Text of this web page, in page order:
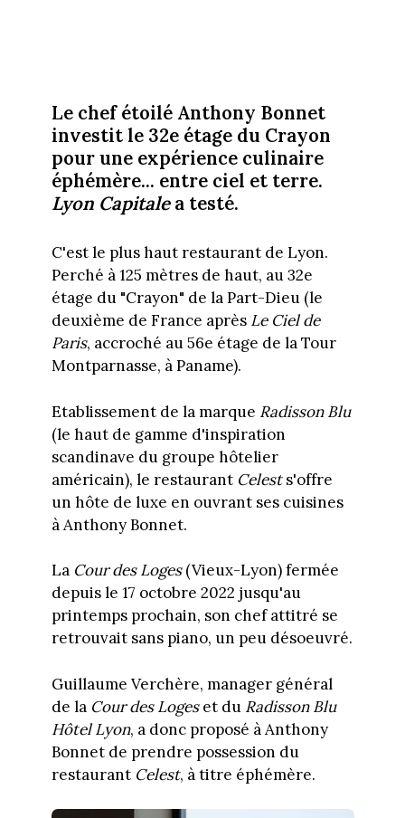
Le chef étoilé Anthony Bonnet
investit le 32e étage du Crayon
pour une expérience culinaire
éphémère... entre ciel et terre.
Lyon Capitalea testé.
C'est le plus haut restaurant de Lyon.
Perché à 125 mètres de haut, au 32e
étage du "Crayon" de la Part-Dieu (le
deuxième de France après Le Ciel de
Paris, accroché au 56e étage de la Tour
Montparnasse, à Paname).
Etablissement de la marque Radisson Blu
(le haut de gamme d'inspiration
scandinave du groupe hôtelier
américain), le restaurant Celests'offre
un hôte de luxe en ouvrant ses cuisines
à Anthony Bonnet.
La Cour des Loges(Vieux-Lyon) fermée
depuis le 17 octobre 2022 jusqu'au
printemps prochain, son chef attitré se
retrouvait sans piano, un peu désoeuvré.
Guillaume Verchère, manager général
de laCour des Logeset du Radisson Blu
Hôtel Lyon, a donc proposé à Anthony
Bonnet de prendre possession du
restaurant Celest, à titre éphémère.